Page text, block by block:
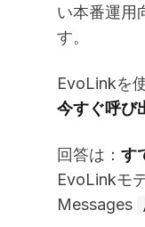
い本番運用
す。
EvoLinkを
今すぐ呼び
回答は： す
EvoLinkモ
Messages